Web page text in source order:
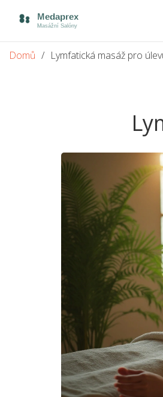
Domů Lymfatická masáž pro